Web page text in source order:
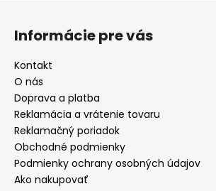
Informácie pre vás
Kontakt
O nás
Doprava a platba
Reklamácia a vrátenie tovaru
Reklamačný poriadok
Obchodné podmienky
Podmienky ochrany osobných údajov
Ako nakupovať